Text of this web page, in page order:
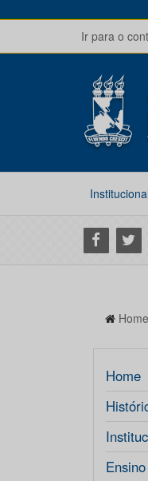
Ir para o
Institucional
Facebook
Twitter
Home
Home
Ensino